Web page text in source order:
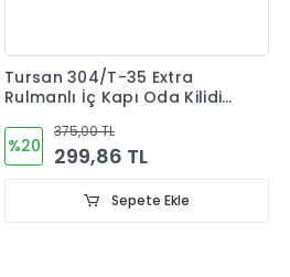
Tursan 304/T-35 Extra
Rulmanlı İç Kapı Oda Kilidi
%20
375,00 TL
299,86 TL
Sepete Ekle